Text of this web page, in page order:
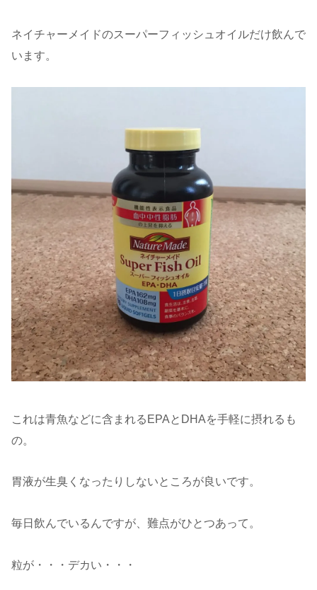
ネイチャーメイドのスーパーフィッシュオイルだけ飲んで
います。
これは青魚などに含まれるEPAとDHAを手軽に摂れるも
の。
胃液が生臭くなったりしないところが良いです。
毎日飲んでいるんですが、難点がひとつあって。
粒が・・・デカい・・・